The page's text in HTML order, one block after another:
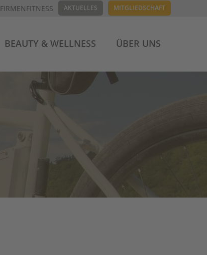
FIRMENFITNESS AKTUELLES MITGLIEDSCHAFT
BEAUTY & WELLNESS ÜBER UNS